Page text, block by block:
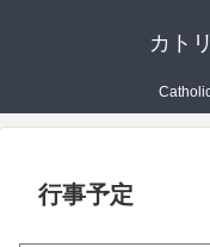
カト
行事予定